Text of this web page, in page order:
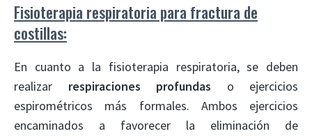
Fisioterapia respiratoria para fractura de
costillas:
En cuanto a la fisioterapia respiratoria, se deben
realizar respiraciones profundas o ejercicios
espirométricos más formales. Ambos ejercicios
encaminados a favorecer la eliminación de